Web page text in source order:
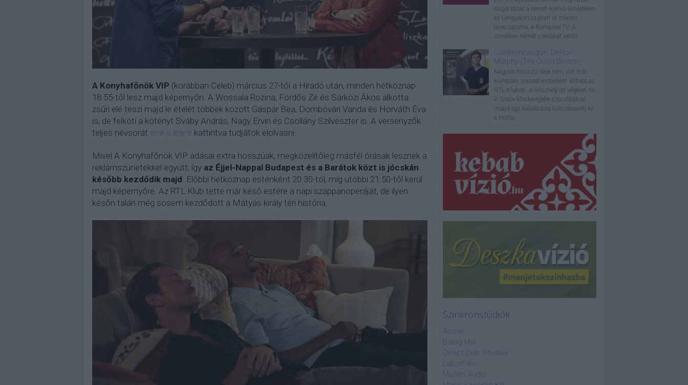
A Konyhafőnök VIP (korábban Celeb) március 27-től a Híradó után, minden hétköznap
18:55-től lesz majd képernyőn. A Wossala Rozina, Fördős Zé és Sárközi Ákos alkotta
zsűri elé teszi majd le ételét többek között Gáspár Bea, Dombóvári Vanda és Horváth Éva
is, de felköti a kötényt Sváby András, Nagy Ervin és Csollány Szilveszter is. A versenyzők
teljes névsorát erre a linkre kattintva tudjátok elolvasni.
Mivel A Konyhafőnök VIP adásai extra hosszúak, megközelítőleg másfél órásak lesznek a
reklámszünetekkel együtt, így az Éjjel-Nappal Budapest és a Barátok közt is jócskán
később kezdődik majd. Előbbi hétköznap esténként 20:30-tól, míg utóbbi 21:50-től kerül
majd képernyőre. Az RTL Klub tette már késő estére a napi szappanoperáját, de ilyen
későn talán még sosem kezdődött a Mátyás király téri história.
sugárzását a német nyelvű területeken
és Lengyelországban is sikeres
tévécsatorna, a Romance TV. A
zömében német szériákat vetítő...
Szinkronhangok: Doktor
Murphy (The Good Doctor)
Nagyon hosszú ideje nem volt már
kórházas sorozat esténként látható az
RTL Klubon. A Vészhelyzet végével, és
A Grace klinika éjjelre szorulásával
(majd egy kábeladóra költözésével) ez
a műfaj...
Szinkronstúdiók
Active
Balog Mix
Direct Dub Studios
LaborFilm
Mafilm Audio